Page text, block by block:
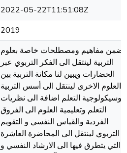
2022-05-22T11:51:08Z
2019
يتضمن مفاهيم ومصطلحات خاصة بعلوم
التربية لينتقل الى الفكر التربوي عبر
الحضارات ويبين لنا مكانة التربية بين
العلوم الاخرى لينتقل الى أسس التربية
وسيكولوجية التعلم اضافة الى نظريات
التعلم وتعليمية العلوم الى الفروق
الفردية والقياس النفسي و التقويم
التربوي لينتقل الى المحاضرة العاشرة
التي يتطرق فيها الى الارشاد النفسي و